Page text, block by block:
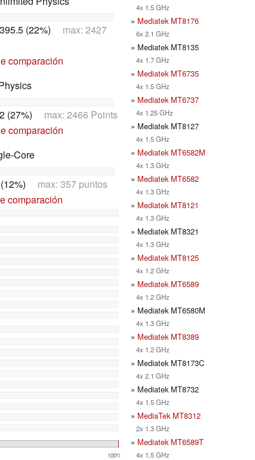
(22%) max: 2427
comparación
(27%) max: 2466 Points
comparación
Core
max: 357 puntos
comparación
100%
4x 1.5 GHz
» Mediatek MT8176
6x 2.1 GHz
» Mediatek MT8135
4x 1.7 GHz
» Mediatek MT6735
4x 1.5 GHz
» Mediatek MT6737
4x 1.25 GHz
» Mediatek MT8127
4x 1.5 GHz
» Mediatek MT6582M
4x 1.3 GHz
» Mediatek MT6582
4x 1.3 GHz
» Mediatek MT8121
4x 1.3 GHz
» Mediatek MT8321
4x 1.3 GHz
» Mediatek MT8125
4x 1.2 GHz
» Mediatek MT6589
4x 1.2 GHz
» Mediatek MT6580M
4x 1.3 GHz
» Mediatek MT8389
4x 1.2 GHz
» Mediatek MT8173C
4x 2.1 GHz
» Mediatek MT8732
4x 1.5 GHz
» MediaTek MT8312
2x 1.3 GHz
» Mediatek MT6589T
4x 1.5 GHz